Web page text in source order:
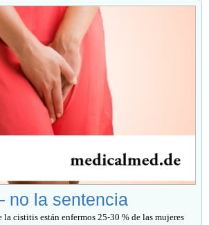
no la sentencia
la cistitis están enfermos 25-30 % de las mujeres